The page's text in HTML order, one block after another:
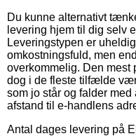
Du kunne alternativt
levering hjem til dig selv
Leveringstypen er
omkostningsfuld, men
overkommelig. Den mest
dog i de fleste tilfælde
som jo står og falder
afstand til e-handlens
Antal dages levering på